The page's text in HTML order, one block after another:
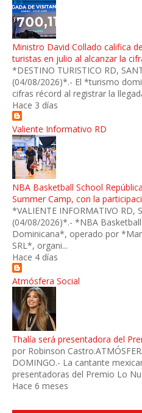
Ministro David Collado califica
turistas en julio al alcanzar la
*DESTINO TURISTICO RD,
(04/08/2026)*.- El *turismo
cifras récord al registrar la
Hace 3 días
Valiente Informativo RD
NBA Basketball School
Summer Camp, con la
*VALIENTE INFORMATIVO RD,
(04/08/2026)*.- *NBA
Dominicana*, operado por
SRL*, organi...
Hace 4 días
Atmósfera Social
Thalía será presentadora del
por Robinson
DOMINGO.- La cantante
presentadoras del Premio Lo
Hace 6 meses